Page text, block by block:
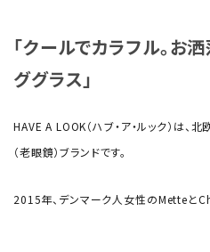
「クールでカラフル。お
ググラス」
HAVE A LOOK（ハブ・ア・ルック）は、
（老眼鏡）ブランドです。
2015年、デンマーク人女性のMetteと